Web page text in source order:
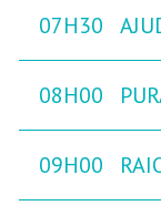
07H30
08H00
09H00